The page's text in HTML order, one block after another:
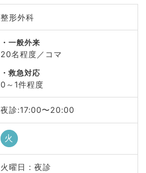
整形外科
一般外来
20名程度／コマ
救急対応
0～1件程度
夜診:17:00〜20:00
火
火曜日 : 夜診